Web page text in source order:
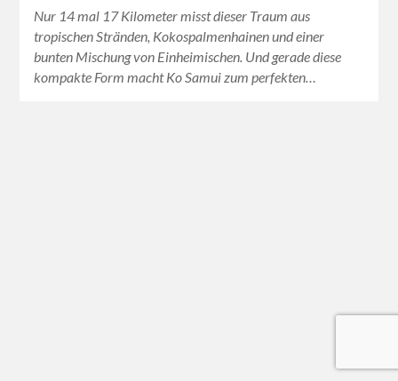
Nur 14 mal 17 Kilometer misst dieser Traum aus
tropischen Stränden, Kokospalmenhainen und einer
bunten Mischung von Einheimischen. Und gerade diese
kompakte Form macht Ko Samui zum perfekten…